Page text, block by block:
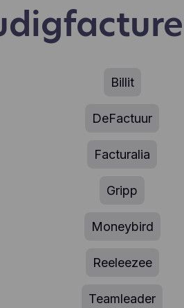
Billit
DeFactuur
Facturalia
Gripp
Moneybird
Reeleezee
Teamleader